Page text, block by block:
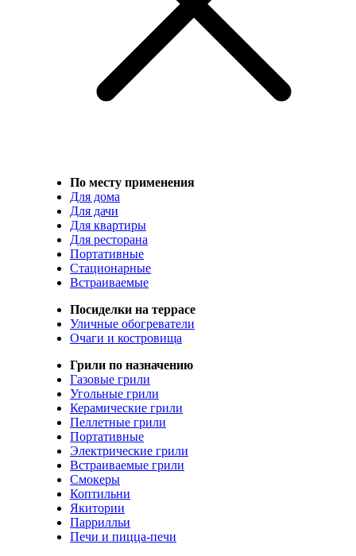
По месту применения
Для дома
Для дачи
Для квартиры
Для ресторана
Портативные
Стационарные
Встраиваемые
Посиделки на террасе
Уличные обогреватели
Очаги и костровища
Грили по назначению
Газовые грили
Угольные грили
Керамические грили
Пеллетные грили
Портативные
Электрические грили
Встраиваемые грили
Смокеры
Коптильни
Якитории
Паррилльи
Печи и пицца-печи